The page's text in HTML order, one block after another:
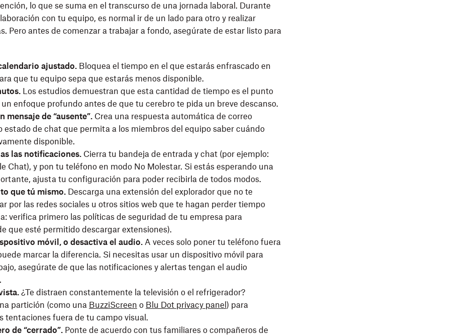
lo que se suma en el transcurso de una jornada laboral. Durante
con tu equipo, es normal ir de un lado para otro y realizar
Pero antes de comenzar a trabajar a fondo, asegúrate de estar listo para
ajustado. Bloquea el tiempo en el que estarás enfrascado en
que tu equipo sepa que estarás menos disponible.
Los estudios demuestran que esta cantidad de tiempo es el punto
enfoque profundo antes de que tu cerebro te pida un breve descanso.
mensaje de “ausente”. Crea una respuesta automática de correo
estado de chat que permita a los miembros del equipo saber cuándo
disponible.
las notificaciones. Cierra tu bandeja de entrada y chat (por ejemplo:
Chat), y pon tu teléfono en modo No Molestar. Si estás esperando una
ajusta tu configuración para poder recibirla de todos modos.
que tú mismo. Descarga una extensión del explorador que no te
por las redes sociales u otros sitios web que te hagan perder tiempo
verifica primero las políticas de seguridad de tu empresa para
que esté permitido descargar extensiones).
móvil, o desactiva el audio. A veces solo poner tu teléfono fuera
marcar la diferencia. Si necesitas usar un dispositivo móvil para
asegúrate de que las notificaciones y alertas tengan el audio
¿Te distraen constantemente la televisión o el refrigerador?
partición (como una BuzziScreen o Blu Dot privacy panel ) para
tentaciones fuera de tu campo visual.
de “cerrado”. Ponte de acuerdo con tus familiares o compañeros de